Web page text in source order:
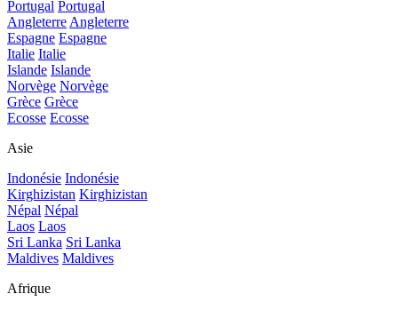
Portugal Portugal
AngleterreAngleterre
Espagne Espagne
Italie Italie
Islande Islande
Norvège Norvège
Grèce Grèce
Ecosse Ecosse
Asie
Indonésie Indonésie
Kirghizistan Kirghizistan
Népal Népal
Laos Laos
Sri Lanka Sri Lanka
Maldives Maldives
Afrique